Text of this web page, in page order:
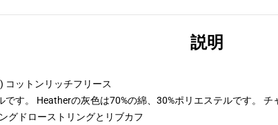
説明
コットンリッチフリース
です。 Heatherの灰色は70%の綿、30%ポリエステルです。
グドローストリングとリブカフ